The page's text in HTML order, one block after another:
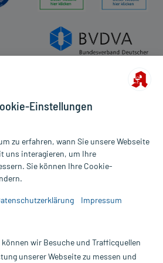
ggf. zzgl. Versandkosten
werden ausschließlich für
durch einen Arzt. Bitte
können. | Diese Webseite benutzt
bitte dazu die wichtigen Hinweise in
Für den Widerruf einer Bestellung
Einstellungen
zu erfahren, wann Sie unsere Webseite
uns interagieren, um Ihre
Sie können Ihre Cookie-
Impressum
wir Besuche und Trafficquellen
unserer Webseite zu messen und